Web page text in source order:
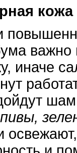
важно
иначе